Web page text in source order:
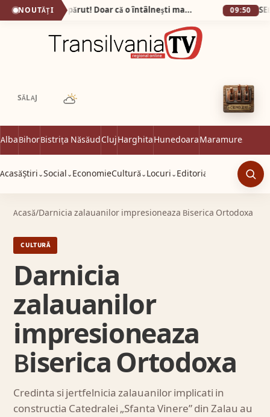
NOUTĂȚI Bunătatea n-a dispărut! Doar că o întâlnești mai rar… 09:50
SĂLAJ
AlbaBihorBistrița NăsăudClujHarghitaHunedoaraMaramureș
AcasăȘtiri ⌄Social ⌄ EconomieCultură ⌄ Locuri ⌄ Editorial
Acasă/Darnicia zalauanilor impresioneaza Biserica Ortodoxa
CULTURĂ
Darnicia
zalauanilor
impresioneaza
Biserica Ortodoxa
Credinta si jertfelnicia zalauanilor implicati in
constructia Catedralei „Sfanta Vinere” din Zalau au